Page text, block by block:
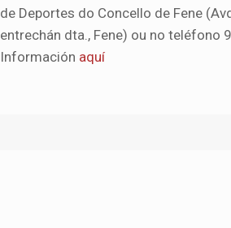
de Deportes do Concello de Fene
entrechán dta., Fene) ou no teléfono
Información aquí